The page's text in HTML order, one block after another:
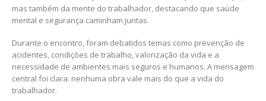
mas também da mente do trabalhador, destacando que saúde
mental e segurança caminham juntas.
Durante o encontro, foram debatidos temas como prevenção de
acidentes, condições de trabalho, valorização da vida e a
necessidade de ambientes mais seguros e humanos. A mensagem
central foi clara: nenhuma obra vale mais do que a vida do
trabalhador.